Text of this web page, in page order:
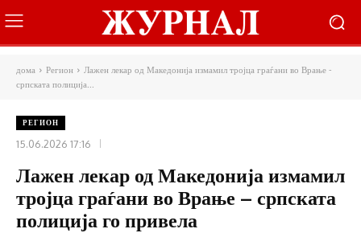
дома Регион
Лажен лекар од Македонија измамил тројца граѓани во Врање -
српската полиција...
РЕГИОН
15.06.2026 17:16
Лажен лекар од Македонија измамил
тројца граѓани во Врање – српската
полиција го привела